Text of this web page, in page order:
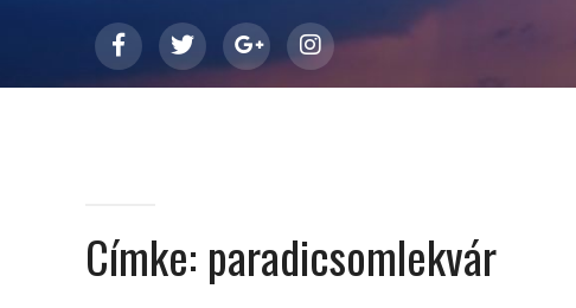
Címke: paradicsomlekvár